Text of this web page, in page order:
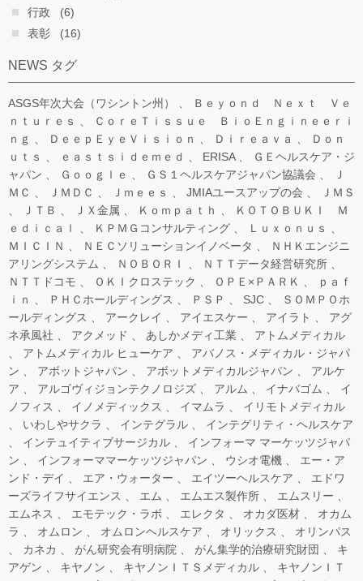
行政
(6)
表彰
(16)
NEWS タグ
ASGS年次大会（ワシントン州）
Ｂｅｙｏｎｄ Ｎｅｘｔ Ｖｅ
ｎｔｕｒｅｓ
ＣｏｒｅＴｉｓｓｕｅ ＢｉｏＥｎｇｉｎｅｅｒｉ
ｎｇ
ＤｅｅｐＥｙｅＶｉｓｉｏｎ Ｄｉｒｅａｖａ
Ｄｏｎ
ｕｔｓ
ｅａｓｔｓｉｄｅｍｅｄ ERISA
ＧＥヘルスケア・ジ
ャパン
Ｇｏｏｇｌｅ ＧＳ１ヘルスケアジャパン協議会
Ｊ
ＭＣ
ＪＭＤＣ Ｊｍｅｅｓ JMIAユースアップの会
ＪＭＳ
ＪＴＢ
ＪＸ金属 Ｋｏｍｐａｔｈ
ＫＯＴＯＢＵＫＩ Ｍ
ｅｄｉｃａｌ
ＫＰＭＧコンサルティング
Ｌｕｘｏｎｕｓ
ＭＩＣＩＮ
ＮＥＣソリューションイノベータ
ＮＨＫエンジニ
アリングシステム
ＮＯＢＯＲＩ
ＮＴＴデータ経営研究所
ＮＴＴドコモ
ＯＫＩクロステック ＯＰＥ×ＰＡＲＫ
ｐａｆ
ｉｎ
ＰＨＣホールディングス ＰＳＰ SJC
ＳＯＭＰＯホ
ールディングス
アークレイ アイエスケー アイラト
アグ
ネ承風社
アクメッド あしかメディ工業
アトムメディカル
アトムメディカル ヒューケア
アバノス・メディカル・ジャパ
ン
アボットジャパン アボットメディカルジャパン
アルケ
ア
アルゴヴィジョンテクノロジズ アルム イナバゴム
イ
ノフィス
イノメディックス イマムラ
イリモトメディカル
いわしやサクラ
インテグラル
インテグリティ・ヘルスケア
インテュイティブサージカル
インフォーマ マーケッツジャパ
ン
インフォーママーケッツジャパン ウシオ電機
エー・ア
ンド・デイ
エア・ウォーター エイツーヘルスケア
エドワ
ーズライフサイエンス
エム エムエス製作所
エムスリー
エムネス
エモテック・ラボ エレクタ オカダ医材
オカム
ラ
オムロン オムロンヘルスケア オリックス
オリンパス
カネカ
がん研究会有明病院 がん集学的治療研究財団
キ
アゲン
キヤノン キヤノンＩＴＳメディカル
キヤノンＩＴ